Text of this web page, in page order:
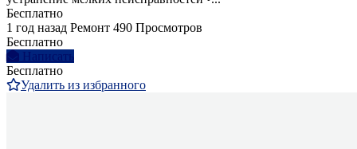
Бесплатно
1 год назад Ремонт 490 Просмотров
Бесплатно
Написать
Бесплатно
Удалить из избранного